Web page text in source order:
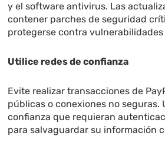
y el software antivirus. Las
contener parches de seguridad
protegerse contra vulnerabilidades
Utilice redes de confianza
Evite realizar transacciones de
públicas o conexiones no seguras.
confianza que requieran
para salvaguardar su información